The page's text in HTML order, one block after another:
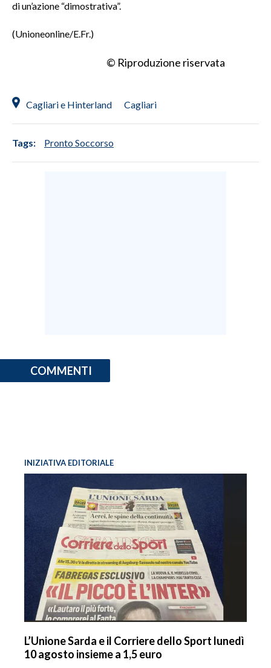
di un’azione “dimostrativa”.
(Unioneonline/E.Fr.)
© Riproduzione riservata
Cagliari e Hinterland Cagliari
Tags: Pronto Soccorso
COMMENTI
INIZIATIVA EDITORIALE
L’Unione Sarda e il Corriere dello Sport lunedì
10 agosto insieme a 1,5 euro